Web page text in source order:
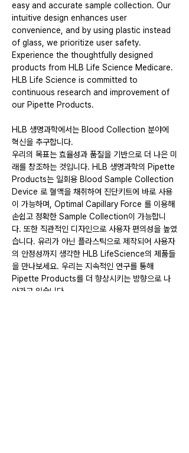
easy and accurate sample collection. Our
intuitive design enhances user
convenience, and by using plastic instead
of glass, we prioritize user safety.
Experience the thoughtfully designed
products from HLB Life Science Medicare.
HLB Life Science is committed to
continuous research and improvement of
our Pipette Products.
HLB 생명과학에서는 Blood Collection 분야에
혁신을 추구합니다.
우리의 목표는 효율성과 품질을 기반으로 더 나은 미
래를 창조하는 것입니다. HLB 생명과학의 Pipette
Products는 일회용 Blood Sample Collection
Device 로 혈액을 채취하여 진단키트에 바로 사용
이 가능하며, Optimal Capillary Force 를 이용해
손쉽고 정확한 Sample Collection이 가능합니
다. 또한 직관적인 디자인으로 사용자 편의성을 높였
습니다. 유리가 아닌 플라스틱으로 제작되어 사용자
의 안정성까지 생각한 HLB LifeScience의 제품들
을 만나보세요. 우리는 지속적인 연구를 통해
Pipette Products를 더 향상시키는 방향으로 나
아가고 있습니다.